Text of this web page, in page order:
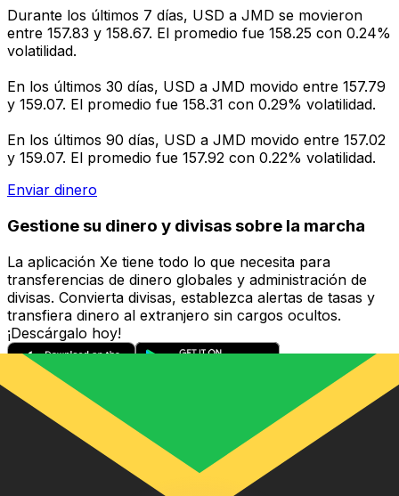
Durante los últimos 7 días, USD a JMD se movieron
entre 157.83 y 158.67. El promedio fue 158.25 con 0.24%
volatilidad.
En los últimos 30 días, USD a JMD movido entre 157.79
y 159.07. El promedio fue 158.31 con 0.29% volatilidad.
En los últimos 90 días, USD a JMD movido entre 157.02
y 159.07. El promedio fue 157.92 con 0.22% volatilidad.
Enviar dinero
Gestione su dinero y divisas sobre la marcha
La aplicación Xe tiene todo lo que necesita para
transferencias de dinero globales y administración de
divisas. Convierta divisas, establezca alertas de tasas y
transfiera dinero al extranjero sin cargos ocultos.
¡Descárgalo hoy!